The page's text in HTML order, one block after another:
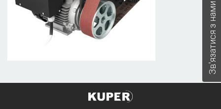
Зв'язатися з нами